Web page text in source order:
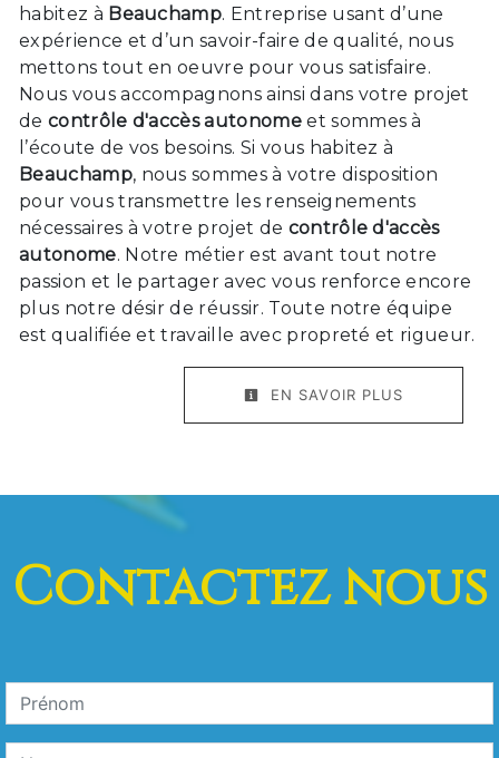
habitez à Beauchamp. Entreprise usant d’une
expérience et d’un savoir-faire de qualité, nous
mettons tout en oeuvre pour vous satisfaire.
Nous vous accompagnons ainsi dans votre projet
de contrôle d'accès autonomeet sommes à
l’écoute de vos besoins. Si vous habitez à
Beauchamp, nous sommes à votre disposition
pour vous transmettre les renseignements
nécessaires à votre projet de contrôle d'accès
autonome. Notre métier est avant tout notre
passion et le partager avec vous renforce encore
plus notre désir de réussir. Toute notre équipe
est qualifiée et travaille avec propreté et rigueur.
EN SAVOIR PLUS
Contactez nous